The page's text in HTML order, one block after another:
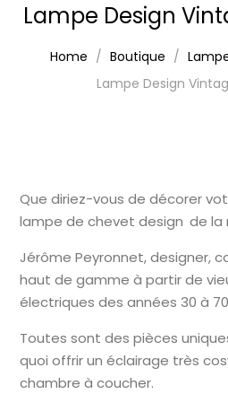
Lampe Design
Home Boutique
Lampe Design
Que diriez-vous de décorer
lampe de chevet design de la
Jérôme Peyronnet, designer,
haut de gamme à partir de
électriques des années 30 à
Toutes sont des pièces
quoi offrir un éclairage très
chambre à coucher.